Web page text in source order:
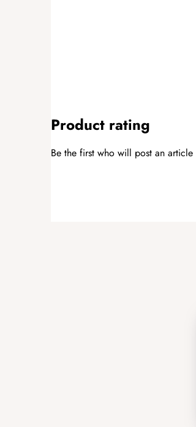
Product rating
Be the first who will post an